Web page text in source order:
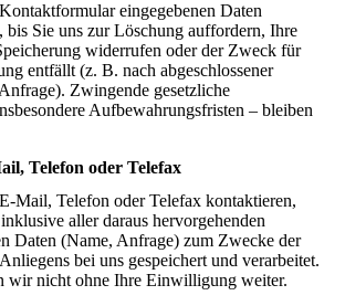
eingegebenen Daten
bis Sie uns zur Löschung auffordern, Ihre
widerrufen oder der Zweck für
entfällt (z. B. nach abgeschlossener
Zwingende gesetzliche
Aufbewahrungsfristen – bleiben
Telefon oder Telefax
Mail, Telefon oder Telefax kontaktieren,
aller daraus hervorgehenden
Daten (Name, Anfrage) zum Zwecke der
bei uns gespeichert und verarbeitet.
wir nicht ohne Ihre Einwilligung weiter.